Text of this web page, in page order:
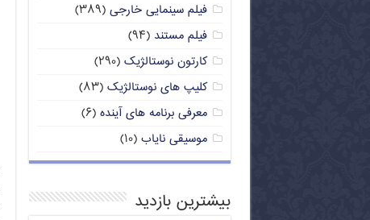
فیلم سینمایی خارجی (۳۸۹)
فیلم مستند (۹۴)
کارتون نوستالژیک (۲۹۰)
کلیپ های نوستالژیک (۸۳)
معرفی برنامه های آینده (۶)
موسیقی نایاب (۱۰)
بیشترین بازدید